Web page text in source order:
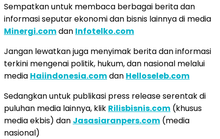
Sempatkan untuk membaca berbagai berita dan
informasi seputar ekonomi dan bisnis lainnya di media
Minergi.comdan Infotelko.com
Jangan lewatkan juga menyimak berita dan informasi
terkini mengenai politik, hukum, dan nasional melalui
media Haiindonesia.comdan Helloseleb.com
Sedangkan untuk publikasi press release serentak di
puluhan media lainnya, klik Rilisbisnis.com (khusus
media ekbis) dan Jasasiaranpers.com (media
nasional)